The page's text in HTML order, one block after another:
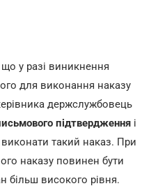
у разі виникнення
для виконання наказу
держслужбовець
підтвердження і
такий наказ. При
наказу повинен бути
більш високого рівня.